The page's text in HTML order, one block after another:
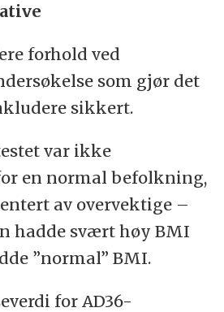
forhold ved
som gjør det
sikkert.
var ikke
en normal befolkning,
av overvektige –
hadde svært høy BMI
”normal” BMI.
for AD36-